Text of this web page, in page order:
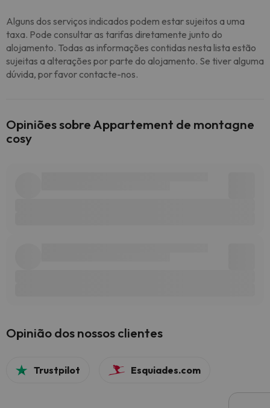
Alguns dos serviços indicados podem estar sujeitos a uma
taxa. Pode consultar as tarifas diretamente junto do
alojamento. Todas as informações contidas nesta lista estão
sujeitas a alterações por parte do alojamento. Se tiver alguma
dúvida, por favor contacte-nos.
Opiniões sobre Appartement de montagne
cosy
Opinião dos nossos clientes
Trustpilot Esquiades.com